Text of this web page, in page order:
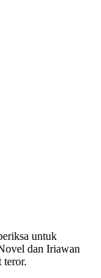
untuk
dan Iriawan
teror.